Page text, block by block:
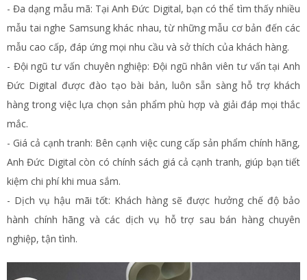
- Đa dạng mẫu mã: Tại Anh Đức Digital, bạn có thể tìm thấy nhiều
mẫu tai nghe Samsung khác nhau, từ những mẫu cơ bản đến các
mẫu cao cấp, đáp ứng mọi nhu cầu và sở thích của khách hàng.
- Đội ngũ tư vấn chuyên nghiệp: Đội ngũ nhân viên tư vấn tại Anh
Đức Digital được đào tạo bài bản, luôn sẵn sàng hỗ trợ khách
hàng trong việc lựa chọn sản phẩm phù hợp và giải đáp mọi thắc
mắc.
- Giá cả cạnh tranh: Bên cạnh việc cung cấp sản phẩm chính hãng,
Anh Đức Digital còn có chính sách giá cả cạnh tranh, giúp bạn tiết
kiệm chi phí khi mua sắm.
- Dịch vụ hậu mãi tốt: Khách hàng sẽ được hưởng chế độ bảo
hành chính hãng và các dịch vụ hỗ trợ sau bán hàng chuyên
nghiệp, tận tình.